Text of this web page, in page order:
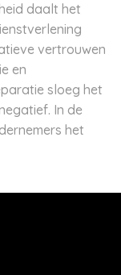
daalt het
vertrouwen
en
sloeg het
In de
het